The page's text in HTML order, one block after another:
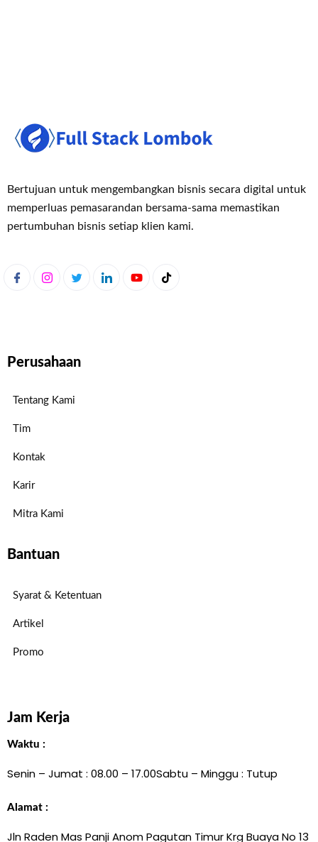
Bertujuan untuk mengembangkan bisnis secara digital untuk
memperluas pemasarandan bersama-sama memastikan
pertumbuhan bisnis setiap klien kami.
Perusahaan
Tentang Kami
Tim
Kontak
Karir
Mitra Kami
Bantuan
Syarat & Ketentuan
Artikel
Promo
Jam Kerja
Waktu :
Senin – Jumat : 08.00 – 17.00Sabtu – Minggu : Tutup
Alamat :
Jln Raden Mas Panji Anom Pagutan Timur Krg Buaya No 13